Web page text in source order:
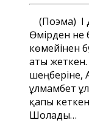
(Поэма) І
Өмірден не
көмейінен
аты
шеңберіне,
Құлмамбет
қапы
Шолады…